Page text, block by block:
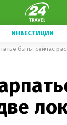
ИНВЕСТИЦИИ
быть: сейчас